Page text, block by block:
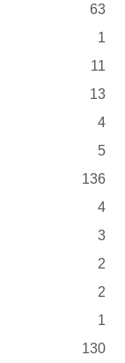
63
1
11
13
4
5
136
4
3
2
2
1
130